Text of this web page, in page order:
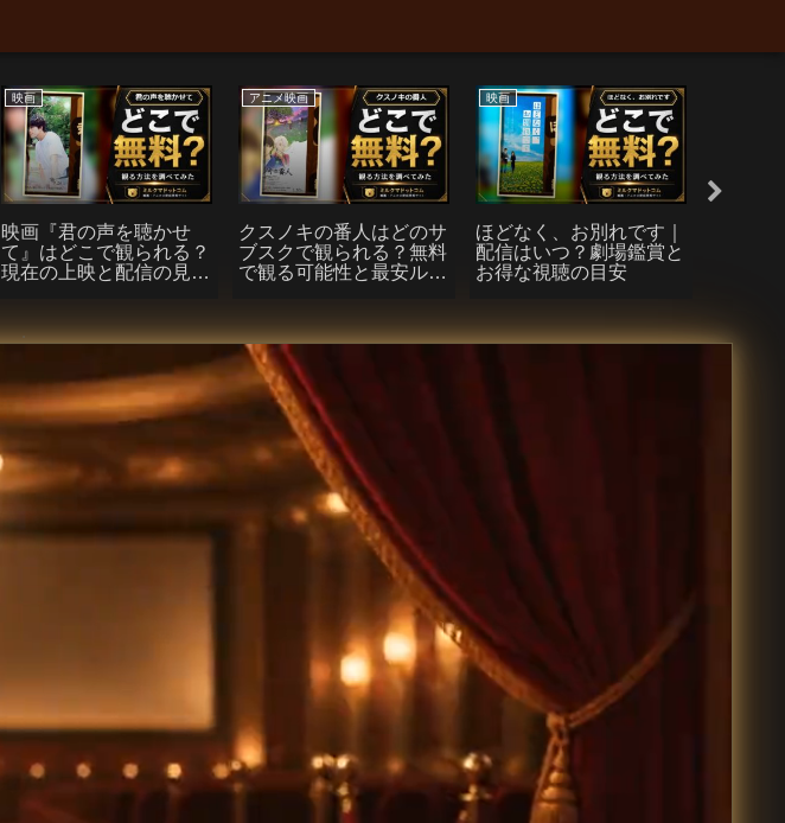
映画
映画『君の声を聴かせ
て』はどこで観られる？
現在の上映と配信の見通
アニメ映画
クスノキの番人はどのサ
ブスクで観られる？無料
で観る可能性と最安ルー
映画
ほどなく、お別れです｜
配信はいつ？劇場鑑賞と
お得な視聴の目安